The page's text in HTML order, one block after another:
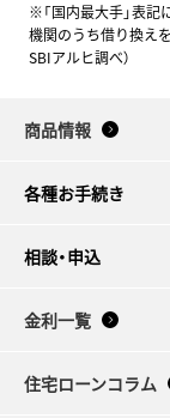
※「国内最大手」表記
機関のうち借り換え
SBIアルヒ調べ）
商品情報
各種お手続き
相談・申込
金利一覧
住宅ローンコラム